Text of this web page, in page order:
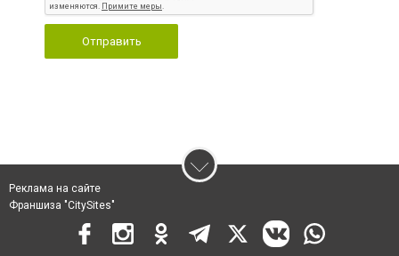
Отправить
Реклама на сайте
Франшиза "CitySites"